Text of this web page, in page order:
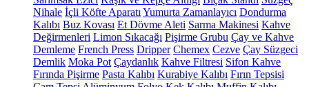
Nihale İçli Köfte Aparatı Yumurta Zamanlayıcı Dondurma
Kalıbı Buz Kovası Et Dövme Aleti Sarma Makinesi Kahve
Değirmenleri Limon Sıkacağı Pişirme Grubu Çay ve Kahve
Demleme French Press Dripper Chemex Cezve Çay Süzgeci
Demlik Moka Pot Çaydanlık Kahve Filtresi Sifon Kahve
Fırında Pişirme Pasta Kalıbı Kurabiye Kalıbı Fırın Tepsisi